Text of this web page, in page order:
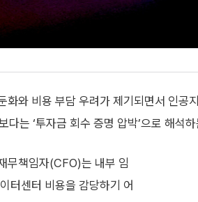
화와 비용 부담 우려가 제기되면서 인공
다는 ‘투자금 회수 증명 압박’으로 해석
무책임자(CFO)는 내부 임
터센터 비용을 감당하기 어